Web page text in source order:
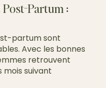
Partum :
partum sont
Avec les bonnes
retrouvent
suivant